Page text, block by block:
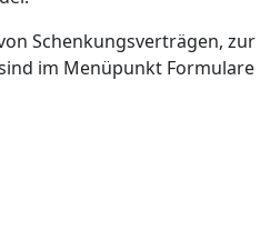
Schenkungsverträgen, zur
im Menüpunkt Formulare